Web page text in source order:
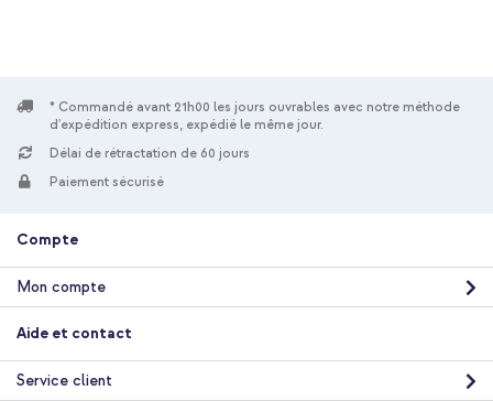
Livraison gratuite
Spigen Coque Liquid Air™ Samsung Galaxy S26 - Marble Gray +
Câble tressé magnétique - USB-C vers USB-C - 1 mètre - Noir
* Commandé avant 21h00 les jours ouvrables avec notre méthode
d'expédition express, expédié le même jour.
Délai de rétractation de 60 jours
Paiement sécurisé
Compte
Mon compte
Aide et contact
Service client